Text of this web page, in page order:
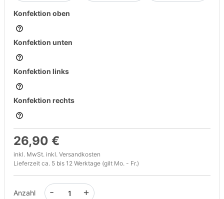
Konfektion oben
Konfektion unten
Konfektion links
Konfektion rechts
26,90 €
inkl. MwSt. inkl. Versandkosten
Lieferzeit ca. 5 bis 12 Werktage (gilt Mo. - Fr.)
Anzahl +
-